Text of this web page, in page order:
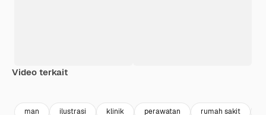
Video terkait
man ilustrasi klinik perawatan rumah sakit